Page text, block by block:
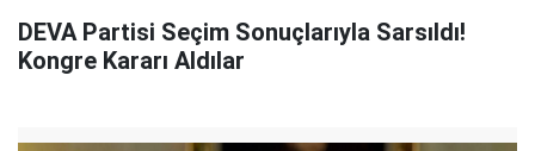
DEVA Partisi Seçim Sonuçlarıyla Sarsıldı!
Kongre Kararı Aldılar